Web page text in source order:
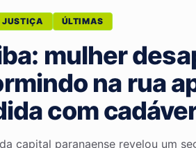
JUSTIÇA ÚLTIMAS
mulher
na rua
com
capital paranaense revelou um